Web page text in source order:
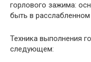
горлового зажима:
быть в расслабленном
Техника выполнения
следующем: